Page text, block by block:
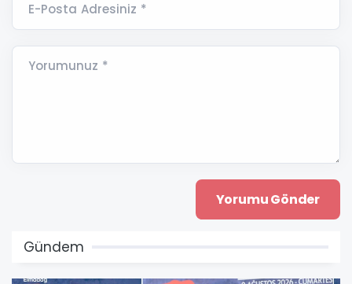
E-Posta Adresiniz *
Yorumunuz *
Gündem